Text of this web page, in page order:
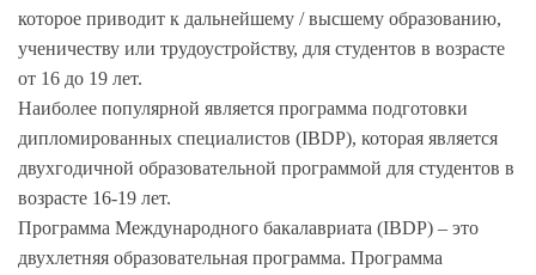
которое приводит к дальнейшему / высшему образованию,
ученичеству или трудоустройству, для студентов в возрасте
от 16 до 19 лет.
Наиболее популярной является программа подготовки
дипломированных специалистов (IBDP), которая является
двухгодичной образовательной программой для студентов в
возрасте 16-19 лет.
Программа Международного бакалавриата (IBDP) – это
двухлетняя образовательная программа. Программа